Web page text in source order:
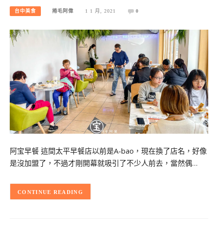
台中美食 捲毛阿偉 1 1 月, 2021 0
阿宝早餐 這間太平早餐店以前是A-bao，現在換了店名，好像
是沒加盟了，不過才剛開幕就吸引了不少人前去，當然偶…
CONTINUE READING